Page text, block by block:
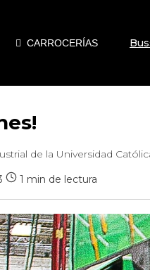
CARROCERÍAS
de la Universidad
1 min de lectura